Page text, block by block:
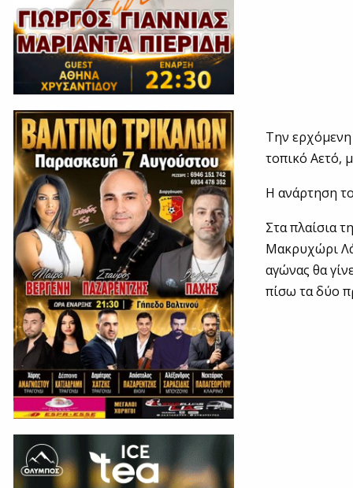
Την
τοπικό Αετό,
Η ανάρτηση
Στα πλαίσια
Μακρυχώρι
αγώνας θα
πίσω τα δύο